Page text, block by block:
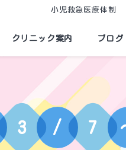
小児救急医療体制
クリニック案内 ブログ
3 / 7